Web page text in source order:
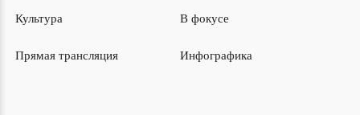
Культура В фокусе
Прямая трансляция Инфографика